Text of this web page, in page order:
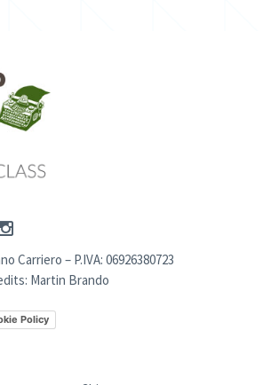
Carriero – P.IVA: 06926380723
Martin Brando
Policy